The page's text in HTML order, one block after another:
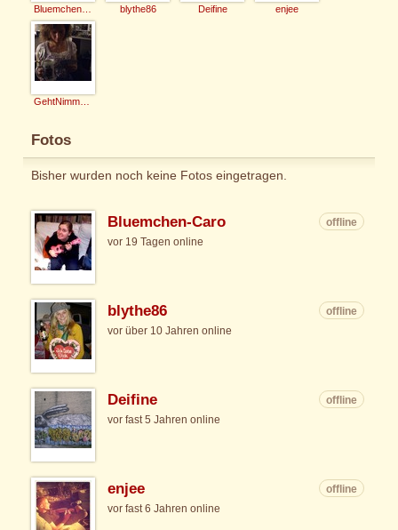
blythe86 Deifine enjee
Fotos
Bisher wurden noch keine Fotos eingetragen.
Bluemchen-Caro
offline
vor 19 Tagen online
blythe86
offline
vor über 10 Jahren online
Deifine
offline
vor fast 5 Jahren online
enjee
offline
vor fast 6 Jahren online